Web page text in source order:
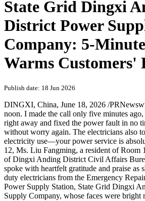
State Grid Dingxi
District Power
Company: 5-Minute
Warms Customers'
Publish date: 18 Jun 2026
DINGXI, China, June 18, 2026 /
noon. I made the call only five minutes
right away and fixed the power fault in no
without worry again. The electricians also
electricity use—your power service is
12, Ms. Liu Fangming, a resident of Room
of Dingxi Anding District Civil Affairs
spoke with heartfelt gratitude and praise as
duty electricians from the Emergency
Power Supply Station, State Grid Dingxi
Supply Company, whose faces were bright